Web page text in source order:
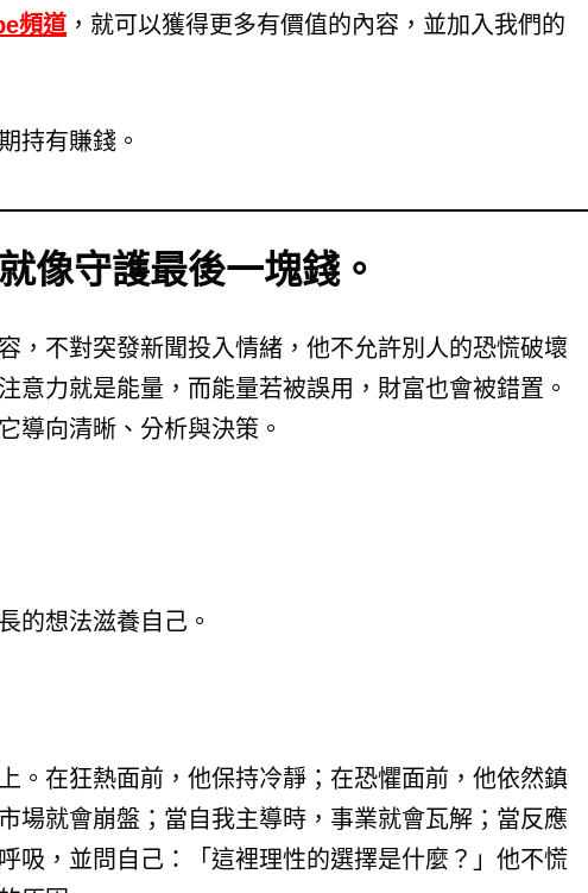
頻道 ，就可以獲得更多有價值的內容，並加入我們的
持有賺錢。
像守護最後一塊錢。
，不對突發新聞投入情緒，他不允許別人的恐慌破壞
意力就是能量，而能量若被誤用，財富也會被錯置。
導向清晰、分析與決策。
的想法滋養自己。
。在狂熱面前，他保持冷靜；在恐懼面前，他依然鎮
場就會崩盤；當自我主導時，事業就會瓦解；當反應
吸，並問自己：「這裡理性的選擇是什麼？」他不慌